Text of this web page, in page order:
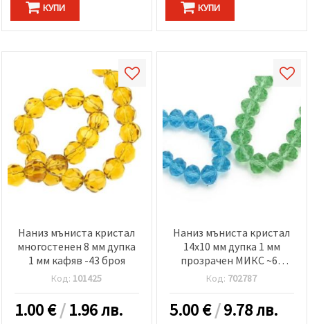
КУПИ КУПИ
Наниз мъниста кристал
многостенен 8 мм дупка
1 мм кафяв -43 броя
Код: 101425
1.00€/1.96 лв.
Наниз мъниста кристал
14x10 мм дупка 1 мм
прозрачен МИКС ~60
броя
Код: 702787
5.00€/9.78 лв.